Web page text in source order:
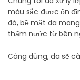
màu sắc được ổn
đó, bề mặt da
thấm nước từ bên
Càng dùng, da sẽ